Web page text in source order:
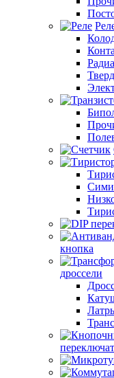
кнопка
дроссели